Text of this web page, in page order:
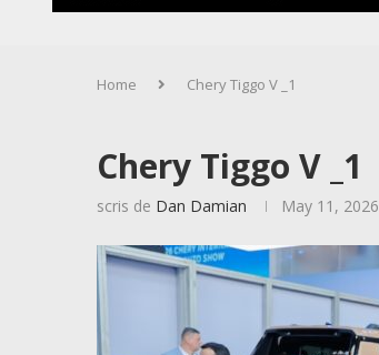
Home Chery Tiggo V _1
Chery Tiggo V _1
scris de Dan Damian May 11, 2026